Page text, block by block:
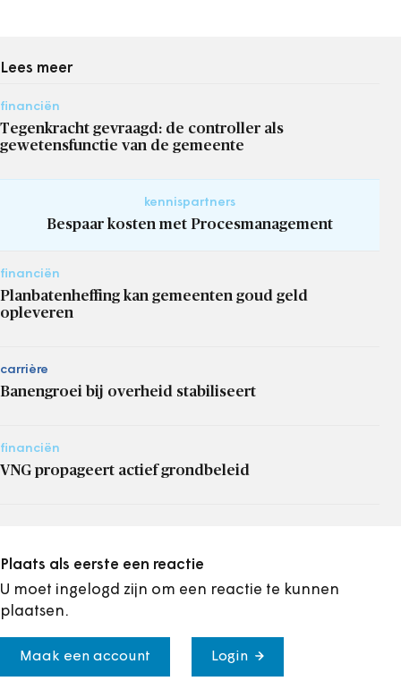
Lees meer
financiën
Tegenkracht gevraagd: de controller als
gewetensfunctie van de gemeente
kennispartners
Bespaar kosten met Procesmanagement
financiën
Planbatenheffing kan gemeenten goud geld
opleveren
carrière
Banengroei bij overheid stabiliseert
financiën
VNG propageert actief grondbeleid
Plaats als eerste een reactie
U moet ingelogd zijn om een reactie te kunnen
plaatsen.
Maak een account Login